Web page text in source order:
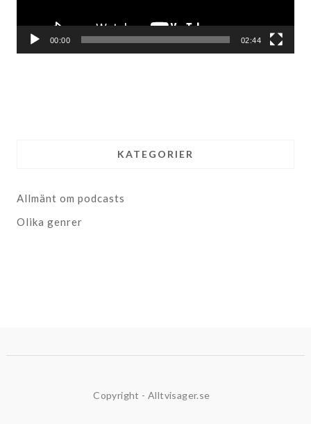
00:00 02:44
KATEGORIER
Allmänt om podcasts
Olika genrer